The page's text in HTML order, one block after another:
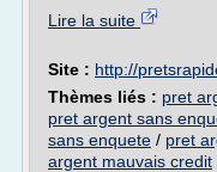
Lire la suite
Site : http://
Thèmes liés : pret
pret argent sans
sans enquete / pret
argent mauvais credit